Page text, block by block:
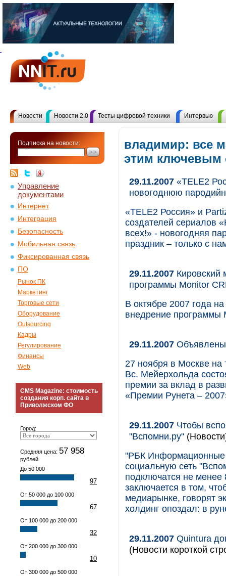
Новости Новости 2.0 Тесты цифровой техники Интервью
Подписка на новости:
Управление
документами
Интернет
Интеграция
Безопасность
Мобильная связь
Фиксированная связь
ПО
Рынок ПК
Маркетинг
Торговые сети
Оборудование
Outsourcing
Кадры
Регулирование
Финансы
Web
CMS Magazine: стоимость
создания корп. сайта в
Приволжском ФО
Город:
Средняя цена: 57 958
рублей
До 50 000
97
От 50 000 до 100 000
67
От 100 000 до 200 000
32
От 200 000 до 300 000
10
От 300 000 до 500 000
владимир: все
этим ключевым
29.11.2007 «TELE2
новогоднюю
«TELE2 Россия» и
создателей сериалов
всех!» - новогодняя
праздник – только с
29.11.2007 Кировский
программы Monitor
В октябре 2007 года
внедрение программы
29.11.2007
27 ноября в Москве на
Вс. Мейерхольда
премии за вклад в
«Премии Рунета –
29.11.2007 Чтобы
"Вспомни.ру"
"РБК Информационные
социальную сеть
подключатся не менее
заключается в том,
медиарынке, говорят
холдинг опоздал: в
29.11.2007 Quintura
(Новости короткой